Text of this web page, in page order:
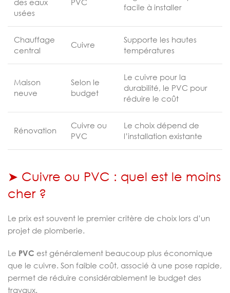
des eaux
usées
PVC
facile à installer
Chauffage
central
Cuivre
Supporte les hautes
températures
Maison
neuve
Selon le
budget
Le cuivre pour la
durabilité, le PVC pour
réduire le coût
Rénovation
Cuivre ou
PVC
Le choix dépend de
l’installation existante
➤ Cuivre ou PVC : quel est le moins
cher ?
Le prix est souvent le premier critère de choix lors d’un
projet de plomberie.
Le PVC est généralement beaucoup plus économique
que le cuivre. Son faible coût, associé à une pose rapide,
permet de réduire considérablement le budget des
travaux.